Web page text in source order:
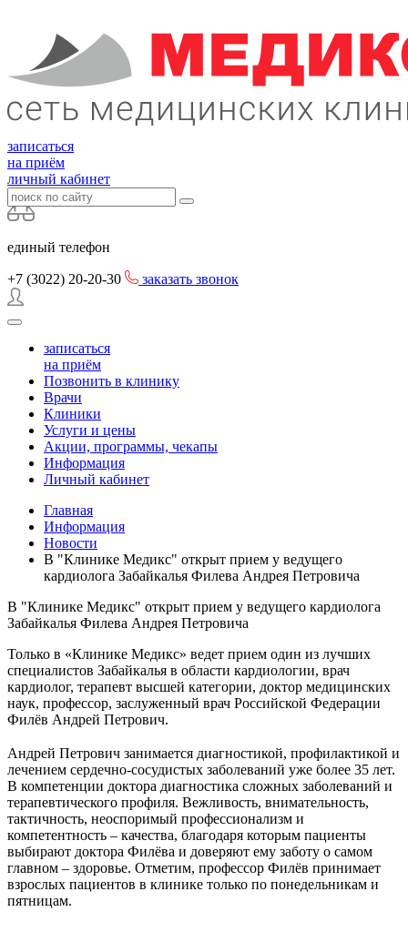
записаться
на приём
личный кабинет
единый телефон
+7 (3022) 20-20-30 заказать звонок
записаться
на приём
Позвонить в клинику
Врачи
Клиники
Услуги и цены
Акции, программы, чекапы
Информация
Личный кабинет
Главная
Информация
Новости
В "Клинике Медикс" открыт прием у ведущего
кардиолога Забайкалья Филева Андрея Петровича
В "Клинике Медикс" открыт прием у ведущего кардиолога
Забайкалья Филева Андрея Петровича
Только в «Клинике Медикс» ведет прием один из лучших
специалистов Забайкалья в области кардиологии, врач
кардиолог, терапевт высшей категории, доктор медицинских
наук, профессор, заслуженный врач Российской Федерации
Филёв Андрей Петрович.
Андрей Петрович занимается диагностикой, профилактикой и
лечением сердечно-сосудистых заболеваний уже более 35 лет.
В компетенции доктора диагностика сложных заболеваний и
терапевтического профиля. Вежливость, внимательность,
тактичность, неоспоримый профессионализм и
компетентность – качества, благодаря которым пациенты
выбирают доктора Филёва и доверяют ему заботу о самом
главном – здоровье. Отметим, профессор Филёв принимает
взрослых пациентов в клинике только по понедельникам и
пятницам.